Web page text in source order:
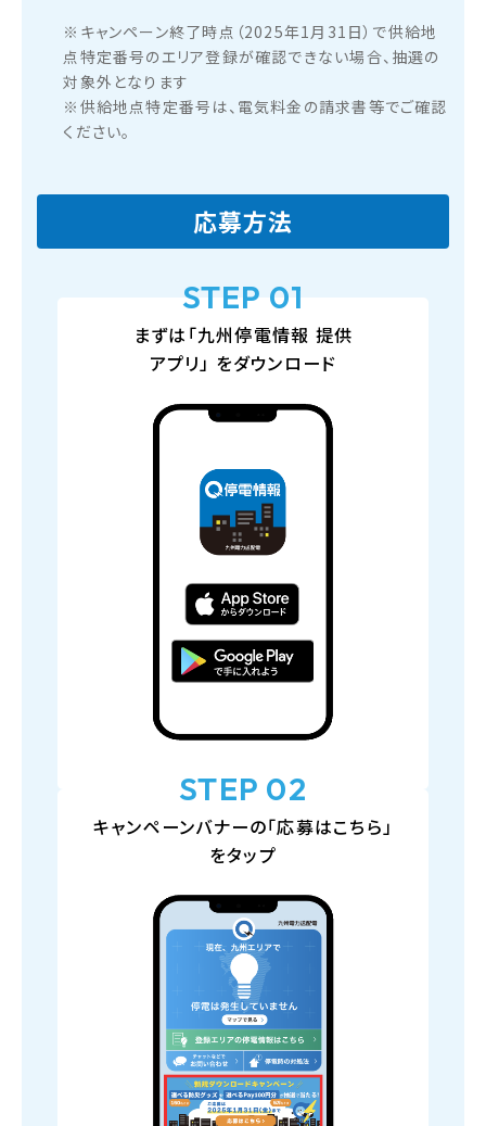
※キャンペーン終了時点（2025年1月31日）で供給地
点特定番号のエリア登録が確認できない場合、抽選の
対象外となります
※供給地点特定番号は、電気料金の請求書等でご確認
ください。
応募方法
STEP 01
まずは「九州停電情報 提供
アプリ」 をダウンロード
STEP 02
キャンペーンバナーの「応募はこちら」
をタップ